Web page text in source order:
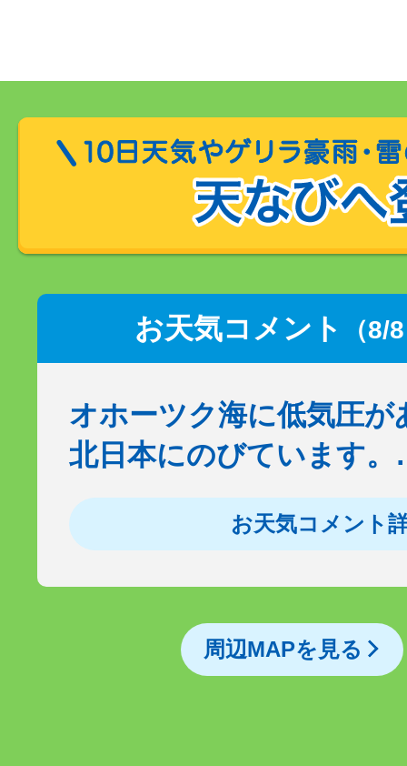
お天気コメント （8/
オホーツク海に低気圧が
北日本にのびています
お天気コメント
周辺MAPを見る